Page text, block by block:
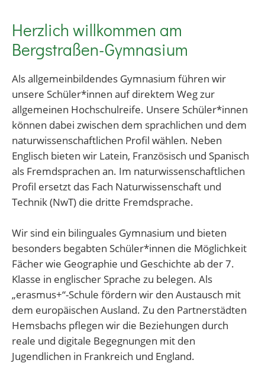
Herzlich willkommen am
Bergstraßen-Gymnasium
Als allgemeinbildendes Gymnasium führen wir
unsere Schüler*innen auf direktem Weg zur
allgemeinen Hochschulreife. Unsere Schüler*innen
können dabei zwischen dem sprachlichen und dem
naturwissenschaftlichen Profil wählen. Neben
Englisch bieten wir Latein, Französisch und Spanisch
als Fremdsprachen an. Im naturwissenschaftlichen
Profil ersetzt das Fach Naturwissenschaft und
Technik (NwT) die dritte Fremdsprache.
Wir sind ein bilinguales Gymnasium und bieten
besonders begabten Schüler*innen die Möglichkeit
Fächer wie Geographie und Geschichte ab der 7.
Klasse in englischer Sprache zu belegen. Als
„erasmus+“-Schule fördern wir den Austausch mit
dem europäischen Ausland. Zu den Partnerstädten
Hemsbachs pflegen wir die Beziehungen durch
reale und digitale Begegnungen mit den
Jugendlichen in Frankreich und England.